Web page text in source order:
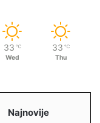
33 ℃
Wed
33 ℃
Thu
Najnovije